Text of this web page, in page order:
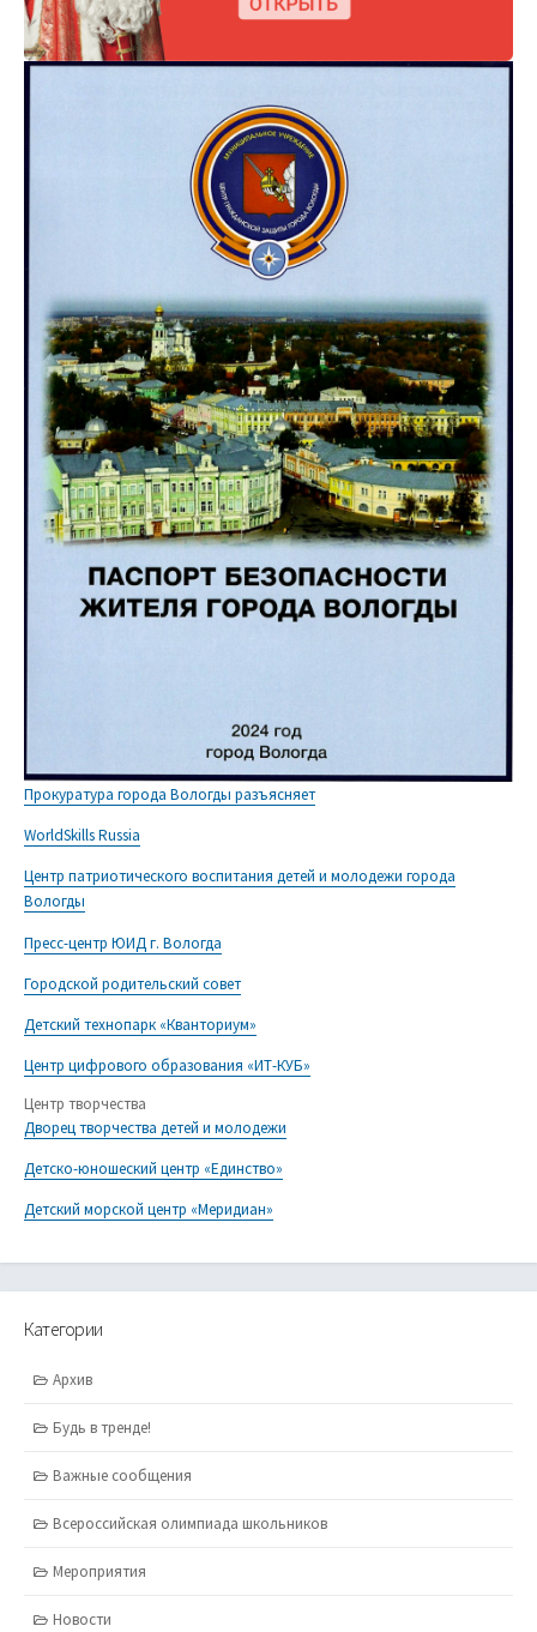
Прокуратура города Вологды разъясняет
WorldSkills Russia
Центр патриотического воспитания детей и молодежи города
Вологды
Пресс-центр ЮИД г. Вологда
Городской родительский совет
Детский технопарк «Кванториум»
Центр цифрового образования «ИТ-КУБ»
Центр творчества
Дворец творчества детей и молодежи
Детско-юношеский центр «Единство»
Детский морской центр «Меридиан»
Категории
Архив
Будь в тренде!
Важные сообщения
Всероссийская олимпиада школьников
Мероприятия
Новости